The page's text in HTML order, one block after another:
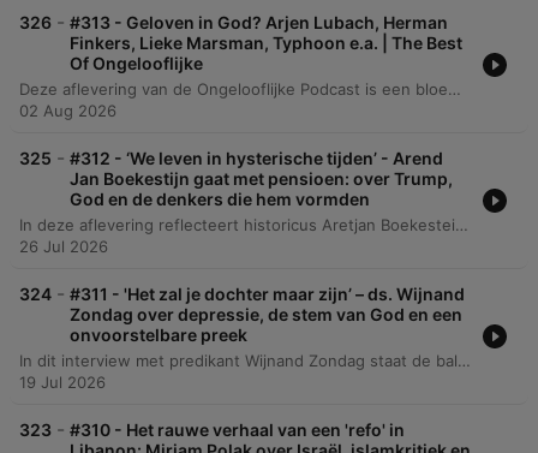
326 - #313 - Geloven in God? Arjen Lubach, Herman
Finkers, Lieke Marsman, Typhoon e.a. | The Best
Of Ongelooflijke
Deze aflevering van de Ongelooflijke Podcast is een bloemlezing van de beste gesprekken uit zeven jaar, met onder andere fragmenten van Arjen Lubach en Herman Finkers. De segmenten verkennen verschillende perspectieven op geloof, variërend van het rationalisme van Lubach tot de acceptatie van het absurde door Finkers. De aflevering bespreekt daarnaast religie en spiritualiteit in een seculier Nederland, de spirituele zoektocht van rapper Typhoon en de spanning tussen rationaliteit en poëtische beleving. Ook de persoonlijke ervaringen van Lieke Marsman met spiritualiteit tijdens ziekte en de filosofie van Pascal komen aan bod.
02 Aug 2026
325 - #312 - ‘We leven in hysterische tijden’ - Arend
Jan Boekestijn gaat met pensioen: over Trump,
God en de denkers die hem vormden
In deze aflevering reflecteert historicus Aretjan Boekestein op zijn pensioen, zijn carrière als docent en de impact van de podcast op zijn leven. Hij deelt persoonlijke herinneringen aan zijn beginjaren bij het NRC Handelsblad, de invloed van zijn vader en zijn intellectuele vorming in een liberaal-christelijk milieu. Het gesprek verschuift naar diepere politieke en filosofische thema's, waaronder de spanning tussen nationale identiteit en Europese integratie, de theorieën van Reinhold Niebuhr over macht en moreel realisme, en de geopolitieke complexiteit van de moderne wereld. De aflevering sluit af met een reflectie op de kracht van klassieke muziek en de waarde van bescheidenheid.
26 Jul 2026
324 - #311 - 'Het zal je dochter maar zijn’ – ds. Wijnand
Zondag over depressie, de stem van God en een
onvoorstelbare preek
In dit interview met predikant Wijnand Zondag staat de balans tussen levensernst en goddelijke bevrijding centraal. Het gesprek verkent zijn persoonlijke reis van hoogleraar naar predikant, waarbij hij reflecteert op zijn roeping, de veranderende relatie van de gereformeerde kerk met de media en de strijd tegen vooroordelen over een beklemmende geloofswereld. De diepte van het gesprek wordt bereikt wanneer Zondag spreekt over persoonlijke crises, waaronder zijn strijd met depressie en het tragische verlies van zijn dochter door een verkeersongeluk. Hij deelt hoe hij in deze periodes van rouw en Godverlorenheid troost vond en de noodzaak van openheid over verdriet bespreekt.
19 Jul 2026
323 - #310 - Het rauwe verhaal van een 'refo' in